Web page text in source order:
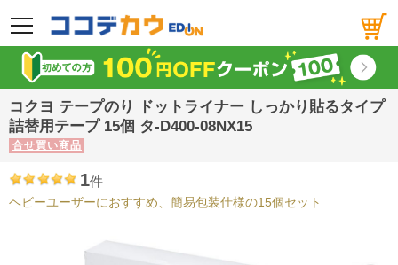
メニュー
コクヨ テープのり ドットライナー しっかり貼るタイプ
詰替用テープ 15個 タ-D400-08NX15
合せ買い商品
1件
ヘビーユーザーにおすすめ、簡易包装仕様の15個セット